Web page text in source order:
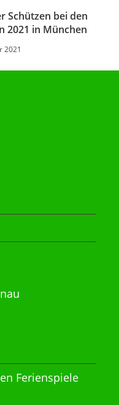
Schützen bei den
2021 in München
2021
Ferienspiele